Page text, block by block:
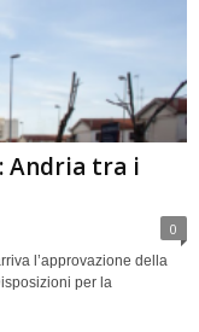
Andria tra i
0
l’approvazione della
per la